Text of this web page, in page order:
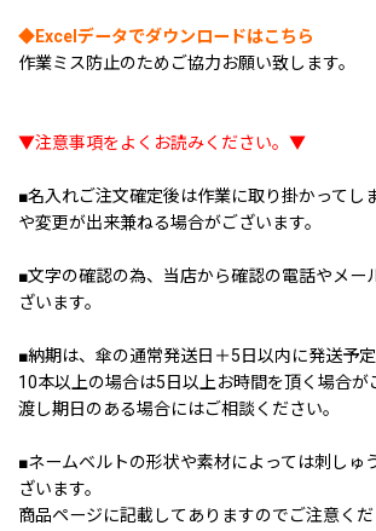
◆Excelデータでダウンロードはこちら
作業ミス防止のためご協力お願い致します。
▼注意事項をよくお読みください。▼
■名入れご注文確定後は作業に取り掛かってし
や変更が出来兼ねる場合がございます。
■文字の確認の為、当店から確認の電話やメー
ざいます。
■納期は、傘の通常発送日＋5日以内に発送予定
10本以上の場合は5日以上お時間を頂く場合が
渡し期日のある場合にはご相談ください。
■ネームベルトの形状や素材によっては刺しゅ
ざいます。
商品ページに記載してありますのでご注意くだ